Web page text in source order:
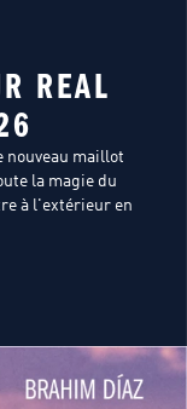
REAL
nouveau maillot
la magie du
à l'extérieur en